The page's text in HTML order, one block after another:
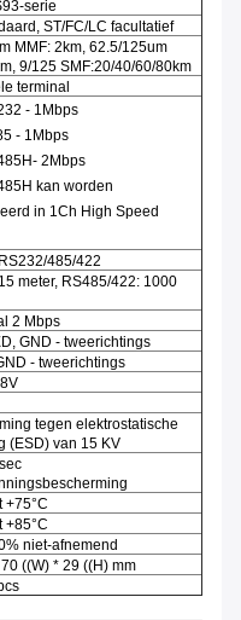
serie
ST/FC/LC facultatief
MMF: 2km, 62.5/125um
9/125 SMF:20/40/60/80km
terminal
- 1Mbps
- 1Mbps
2Mbps
kan worden
in 1Ch High Speed
485/422
meter, RS485/422: 1000
2 Mbps
GND - tweerichtings
- tweerichtings
tegen elektrostatische
(ESD) van 15 KV
+75°C
+85°C
niet-afnemend
((W) * 29 ((H) mm